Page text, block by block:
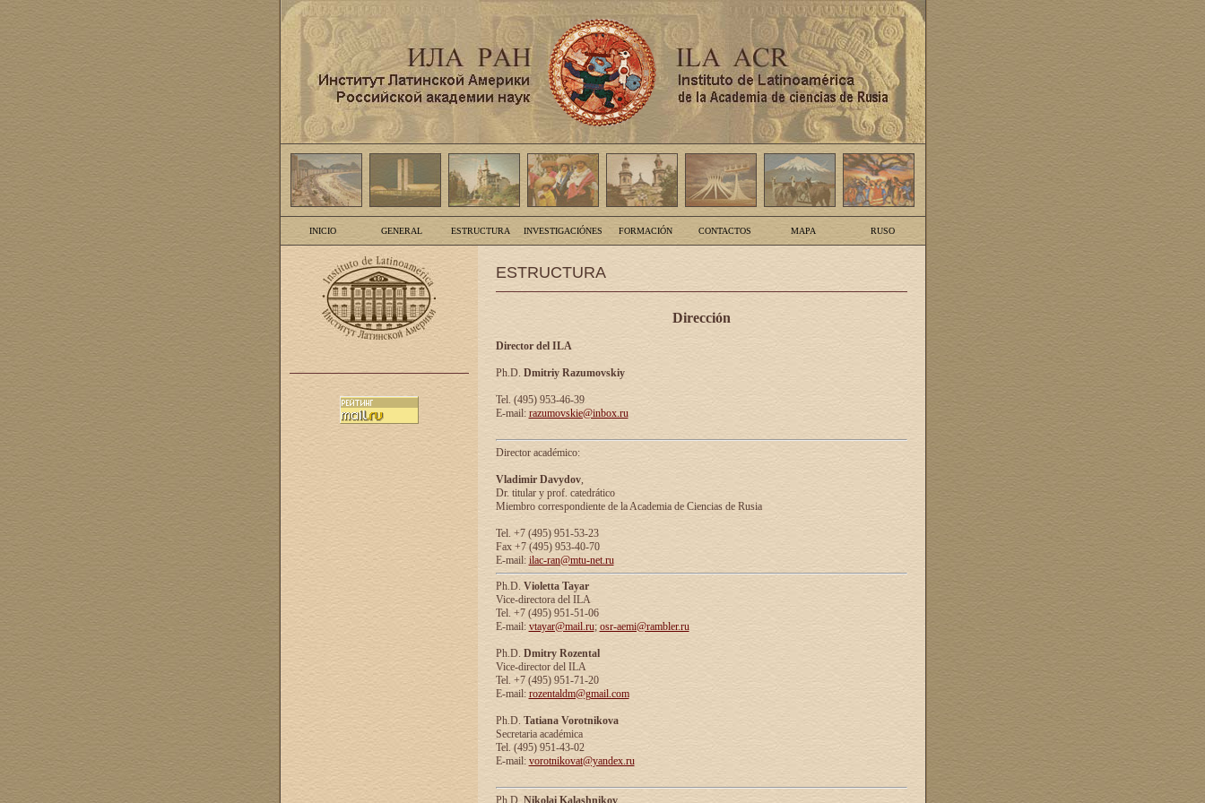
INICIO GENERAL ESTRUCTURA INVESTIGACIÓNES FORMACIÓN CONTACTOS MAPA RUSO
ESTRUCTURA
Dirección
Director del ILA
Ph.D. Dmitriy Razumovskiy
Tel. (495) 953-46-39
E-mail: razumovskie@inbox.ru
Director académico:
Vladimir Davydov,
Dr. titular y prof. catedrático
Miembro correspondiente de la Academia de Ciencias de Rusia
Tel. +7 (495) 951-53-23
Fax +7 (495) 953-40-70
E-mail: ilac-ran@mtu-net.ru
Ph.D. Violetta Tayar
Vice-directora del ILA
Tel. +7 (495) 951-51-06
E-mail: vtayar@mail.ru; osr-aemi@rambler.ru
Ph.D. Dmitry Rozental
Vice-director del ILA
Tel. +7 (495) 951-71-20
E-mail: rozentaldm@gmail.com
Ph.D. Tatiana Vorotnikova
Secretaria académica
Tel. (495) 951-43-02
E-mail: vorotnikovat@yandex.ru
Ph.D. Nikolai Kalashnikov